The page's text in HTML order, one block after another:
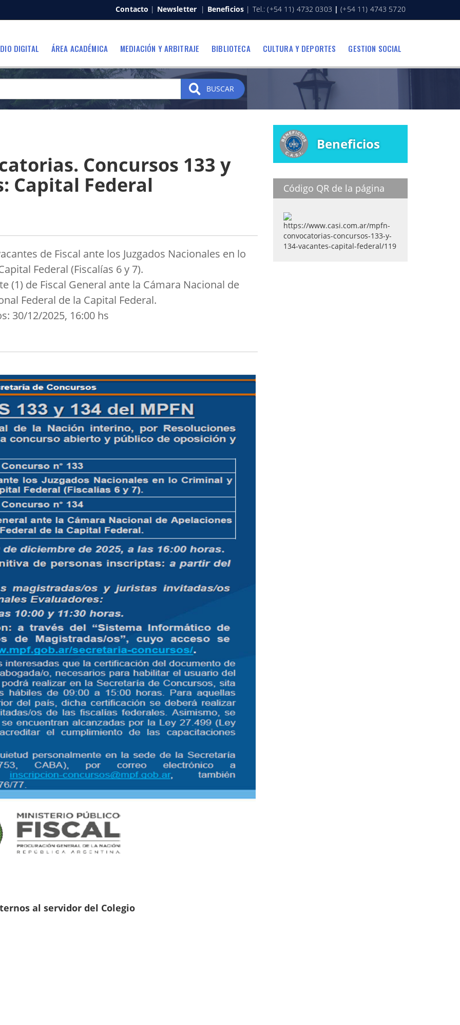
Contacto | Newsletter | Beneficios | Tel.: (+54 11) 4732 0303 | (+54 11) 4743 5720
DIGITAL ÁREA ACADÉMICA MEDIACIÓN Y ARBITRAJE BIBLIOTECA CULTURA Y DEPORTES GESTION SOCIAL
BUSCAR
Concursos 133 y
Capital Federal
de Fiscal ante los Juzgados Nacionales en lo
Federal (Fiscalías 6 y 7).
(1) de Fiscal General ante la Cámara Nacional de
Federal de la Capital Federal.
30/12/2025, 16:00 hs
al servidor del Colegio
Beneficios
Código QR de la página